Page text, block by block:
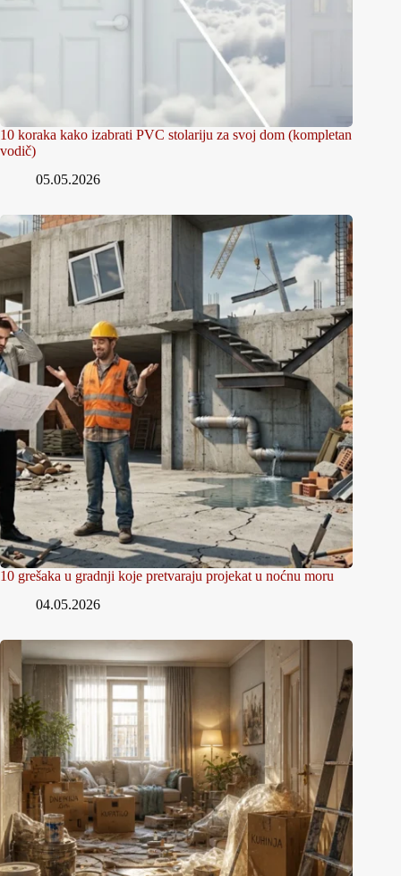
10 koraka kako izabrati PVC stolariju za svoj dom (kompletan
vodič)
05.05.2026
10 grešaka u gradnji koje pretvaraju projekat u noćnu moru
04.05.2026